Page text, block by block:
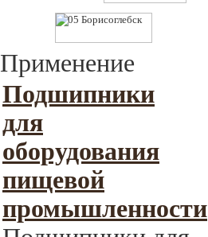
Применение
Подшипники
для
оборудования
пищевой
промышленности